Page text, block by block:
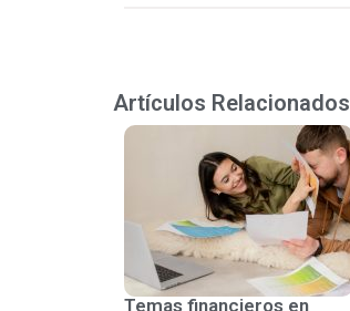
Artículos Relacionados
Temas financieros en